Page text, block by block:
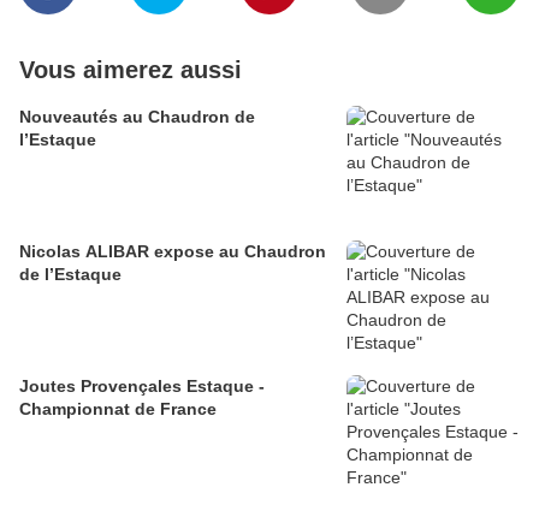
Vous aimerez aussi
Nouveautés au Chaudron de
l’Estaque
Nicolas ALIBAR expose au Chaudron
de l’Estaque
Joutes Provençales Estaque -
Championnat de France